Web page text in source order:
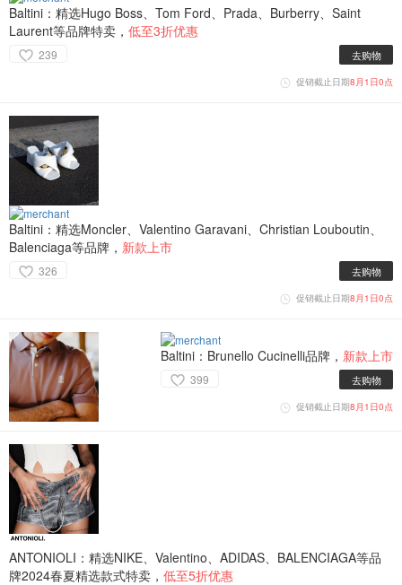
Baltini：精选Hugo Boss、Tom Ford、Prada、Burberry、Saint
Laurent等品牌特卖， 低至3折优惠
239 去购物
促销截止日期8月1日0点
Baltini：精选Moncler、Valentino Garavani、Christian Louboutin、
Balenciaga等品牌， 新款上市
326 去购物
促销截止日期8月1日0点
Baltini：Brunello Cucinelli品牌， 新款上市
399 去购物
促销截止日期8月1日0点
ANTONIOLI：精选NIKE、Valentino、ADIDAS、BALENCIAGA等品
牌2024春夏精选款式特卖， 低至5折优惠